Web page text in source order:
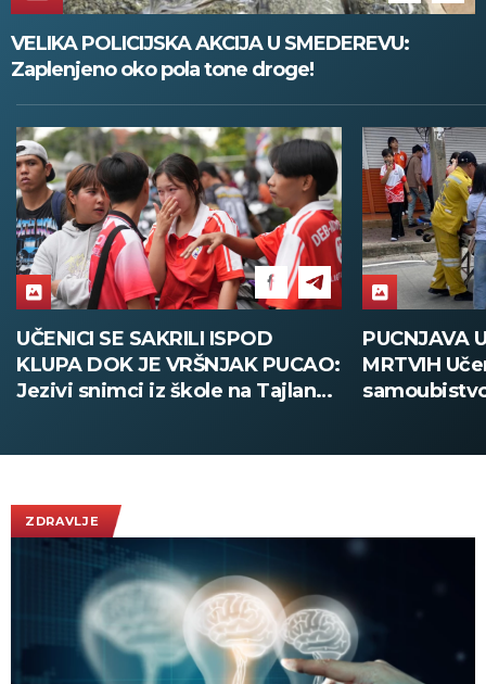
VELIKA POLICIJSKA AKCIJA U SMEDEREVU:
Zaplenjeno oko pola tone droge!
PUCNJAVA U ŠKOLI, OSMORO
MRTVIH Učenik izvršio napad, pa
samoubistvo! Užasne scene sa
ZDRAVLJE